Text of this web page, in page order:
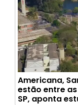
Americana,
estão entre
SP, aponta